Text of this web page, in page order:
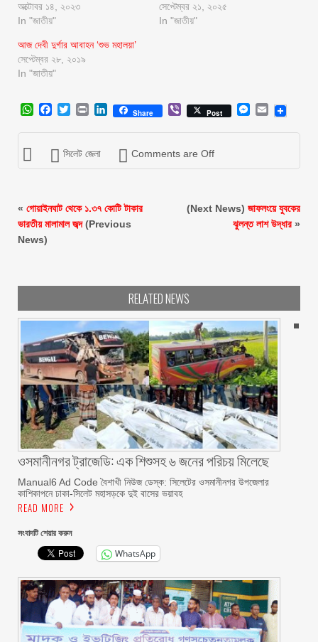
অক্টোবর ১৪, ২০২৩
In "জাতীয়"
সেপ্টেম্বর ২১, ২০২৫
In "জাতীয়"
আজ দেবী দুর্গার আবাহন ‘শুভ মহালয়া’
সেপ্টেম্বর ২৮, ২০১৯
In "জাতীয়"
WhatsApp
Facebook
Twitter
Print LinkedIn
Share ViberPost Messenger
Email
সিলেট জেলা Comments are Off
« গোয়াইনঘাট থেকে ১.৩৭ কোটি টাকার
ভারতীয় মালামাল জব্দ(Previous
News)
(Next News) জাফলংয়ে যুবকের
ঝুলন্ত লাশ উদ্ধার»
RELATED NEWS
ওসমানীনগর ট্রাজেডি: এক শিশুসহ ৬ জনের পরিচয় মিলেছে
Manual6 Ad Code বৈশাখী নিউজ ডেস্ক: সিলেটের ওসমানীনগর উপজেলার
কাশিকাপনে ঢাকা-সিলেট মহাসড়কে দুই বাসের ভয়াবহ
READ MORE
সংবাদটি শেয়ার করুন
WhatsApp